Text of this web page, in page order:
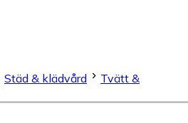
Städ & klädvård
Tvätt &